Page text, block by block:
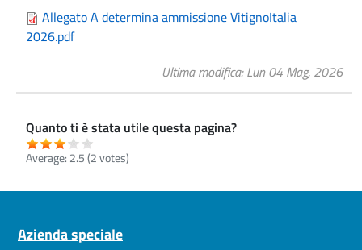
Allegato A determina ammissione VitignoItalia
2026.pdf
Ultima modifica Lun 04 Mag, 2026
Quanto ti è stata utile questa pagina?
Average: 2.5(2votes)
Azienda speciale